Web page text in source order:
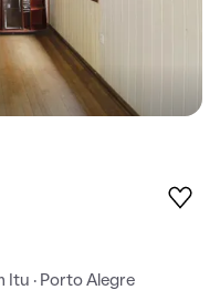
Itu · Porto Alegre